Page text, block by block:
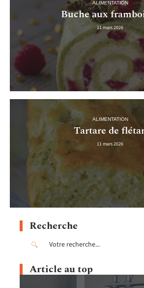
ALIMENTATION
Buche aux
11 mars 2026
ALIMENTATION
Tartare de
11 mars 2026
Recherche
Article au top